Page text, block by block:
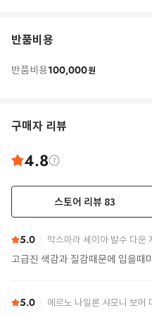
반품비용
반품비용100,000원
구매자 리뷰
4.8
스토어 리뷰 83
5.0 막스마라 세이아 발수 다운
고급진 색감과 질감때문에 입을때
5.0 에르노 나일론 샤모니 보머 다운